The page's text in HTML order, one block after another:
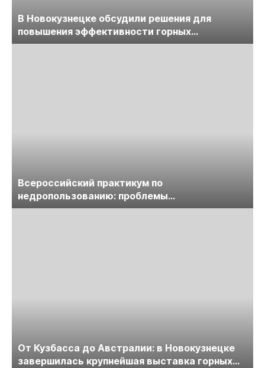
В Новокузнецке обсудили решения для
повышения эффективности горных
предприятий
Всероссийский практикум по
недропользованию: проблемы
лицензирования, цифровизации, экспертизы
От Кузбасса до Австралии: в Новокузнецке
завершилась крупнейшая выставка горных